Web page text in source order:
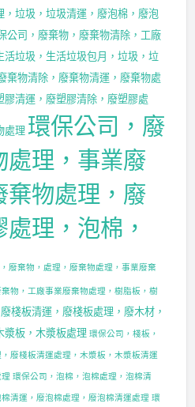
垃圾，垃圾清運，廢泡棉，廢泡
公司，廢棄物，廢棄物清除，工廠
垃圾，生活垃圾包月，垃圾，垃
棄物清除，廢棄物清運，廢棄物處
清運，廢塑膠清除，廢塑膠處
處理 環保公司，廢
處理，事業廢
棄物處理，廢
理，泡棉，
廢棄物，處理，廢棄物處理，事業廢棄
物，工廠事業廢棄物處理，樹脂板，樹
棧板清運，廢棧板處理，廢木材，
漿板，木漿板處理 環保公司，棧板，
廢棧板清運處理，木漿板，木漿板清運
環保公司，泡棉，泡棉處理，泡棉清
清運，廢泡棉處理，廢泡棉清運處理 環